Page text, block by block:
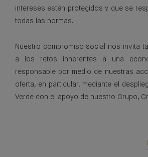
intereses estén protegidos y que se
todas las normas.
Nuestro compromiso social nos invita
a los retos inherentes a una
responsable por medio de nuestras
oferta, en particular, mediante el
Verde con el apoyo de nuestro Grupo,